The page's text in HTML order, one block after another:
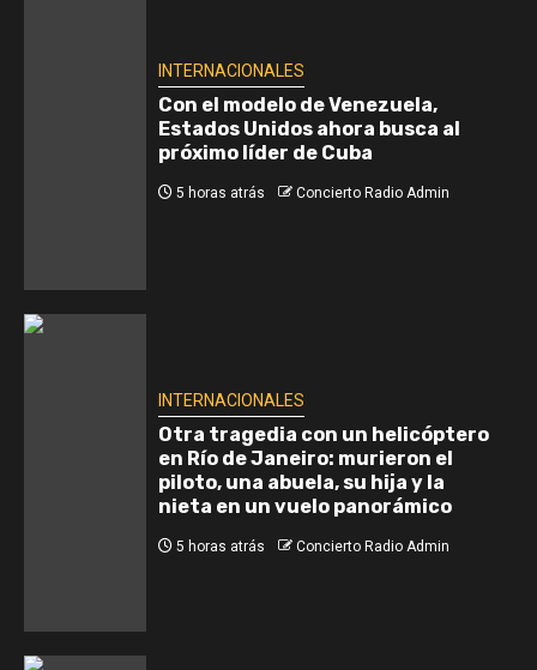
INTERNACIONALES
Con el modelo de Venezuela,
Estados Unidos ahora busca al
próximo líder de Cuba
5 horas atrás Concierto Radio Admin
INTERNACIONALES
Otra tragedia con un helicóptero
en Río de Janeiro: murieron el
piloto, una abuela, su hija y la
nieta en un vuelo panorámico
5 horas atrás Concierto Radio Admin